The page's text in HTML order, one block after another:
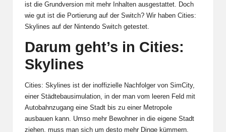
ist die Grundversion mit mehr Inhalten ausgestattet. Doch
wie gut ist die Portierung auf der Switch? Wir haben Cities:
Skylines auf der Nintendo Switch getestet.
Darum geht’s in Cities:
Skylines
Cities: Skylines ist der inoffizielle Nachfolger von SimCity,
einer Städtebausimulation, in der man vom leeren Feld mit
Autobahnzugang eine Stadt bis zu einer Metropole
ausbauen kann. Umso mehr Bewohner in die eigene Stadt
ziehen, muss man sich um desto mehr Dinge kümmern.